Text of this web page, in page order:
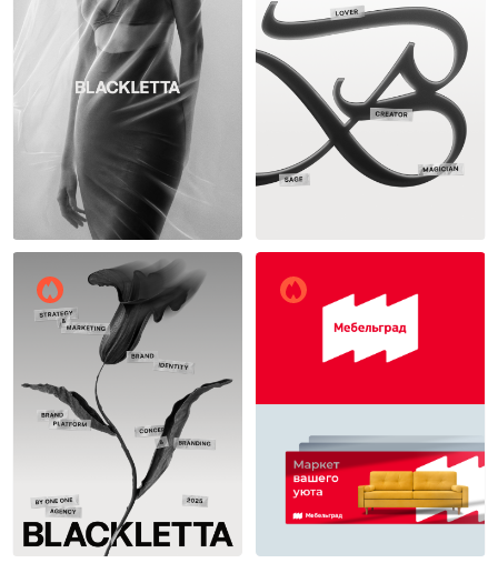
Один один
Один один 10 Вадим Бакалдин 15